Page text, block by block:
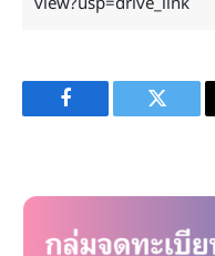
Facebook Twitter